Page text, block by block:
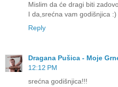
Mislim da će dragi biti
I da,srećna vam godišnjica :)
Reply
Dragana Pušica - Moje
12:12 PM
srećna godišnjica!!!